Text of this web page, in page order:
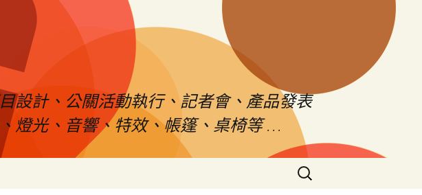
設計、公關活動執行、記者會、產品發表
燈光、音響、特效、帳篷、桌椅等 …
搜
尋